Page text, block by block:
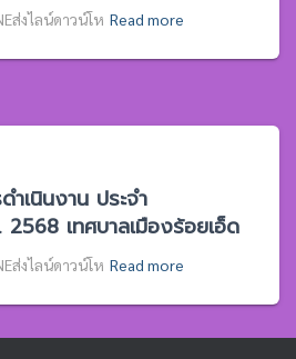
ส่งไลน์ดาวน์โห Read more
ำเนินงาน ประจำ
เทศบาลเมืองร้อยเอ็ด
ส่งไลน์ดาวน์โห Read more